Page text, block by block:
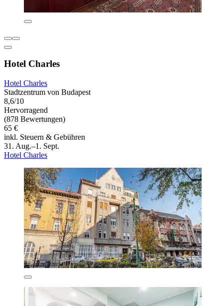
Hotel Charles
Hotel Charles
Stadtzentrum von Budapest
8,6/10
Hervorragend
(878 Bewertungen)
65 €
inkl. Steuern & Gebühren
31. Aug.–1. Sept.
Hotel Charles